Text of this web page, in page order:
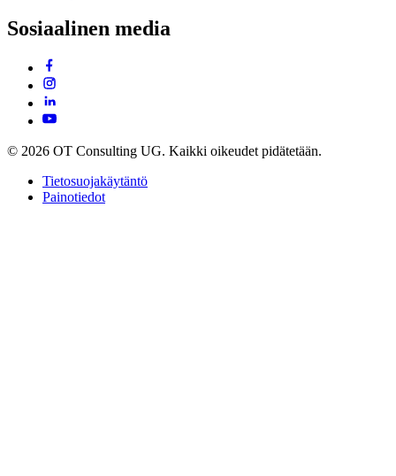
Sosiaalinen media
© 2026 OT Consulting UG. Kaikki oikeudet pidätetään.
Tietosuojakäytäntö
Painotiedot